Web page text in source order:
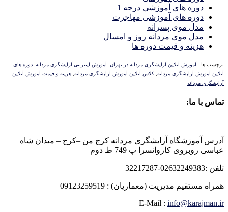
دوره های آموزشی درجه 1
دوره های آموزشی مهاجرت
مدل موی پسرانه
مدل موی مردانه روز و امسال
هزینه و قیمت دوره ها
برچسب ها : آموزش آنلاین آرایشگری مردانه در تهران آموزش اینترنتی آرایشگری مردانه دوره های
آنلاین آموزش آرایشگری مردانه کلاس آنلاین آموزش آرایشگری مردانه هزینه و قیمت آموزش آنلاین
آرایشگری مردانه
تماس با ما:
آدرس آموزشگاه آرایشگری مردانه کرج من –کرج – میدان شاه
عباسی روبروی کاروانسرا پ 749 ط دوم
تلفن :02632249383-32217287
همراه مستقیم مدیریت (معماریان) : 09123259519
E-Mail : info@karajman.ir